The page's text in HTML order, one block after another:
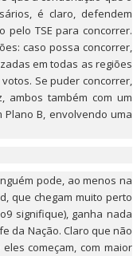
é claro, defendem
pelo TSE para concorrer.
caso possa concorrer,
em todas as regiões
Se puder concorrer,
ambos também com um
B, envolvendo uma
pode, ao menos na
que chegam muito perto
signifique), ganha nada
da Nação. Claro que não
começam, com maior